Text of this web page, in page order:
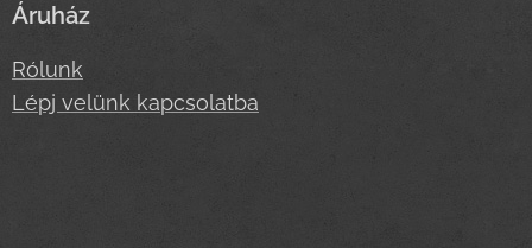
Áruház
Rólunk
Lépj velünk kapcsolatba